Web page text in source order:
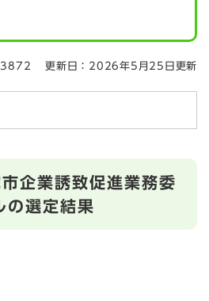
更新日：2026年5月25日更新
企業誘致促進業務委
の選定結果